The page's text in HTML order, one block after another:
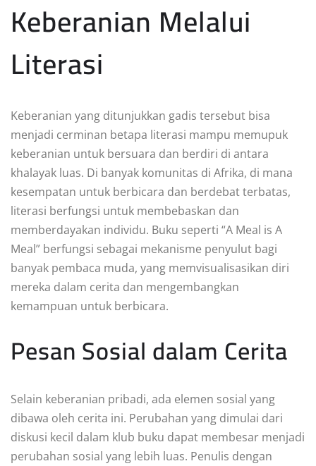
Keberanian Melalui
Literasi
Keberanian yang ditunjukkan gadis tersebut bisa
menjadi cerminan betapa literasi mampu memupuk
keberanian untuk bersuara dan berdiri di antara
khalayak luas. Di banyak komunitas di Afrika, di mana
kesempatan untuk berbicara dan berdebat terbatas,
literasi berfungsi untuk membebaskan dan
memberdayakan individu. Buku seperti “A Meal is A
Meal” berfungsi sebagai mekanisme penyulut bagi
banyak pembaca muda, yang memvisualisasikan diri
mereka dalam cerita dan mengembangkan
kemampuan untuk berbicara.
Pesan Sosial dalam Cerita
Selain keberanian pribadi, ada elemen sosial yang
dibawa oleh cerita ini. Perubahan yang dimulai dari
diskusi kecil dalam klub buku dapat membesar menjadi
perubahan sosial yang lebih luas. Penulis dengan